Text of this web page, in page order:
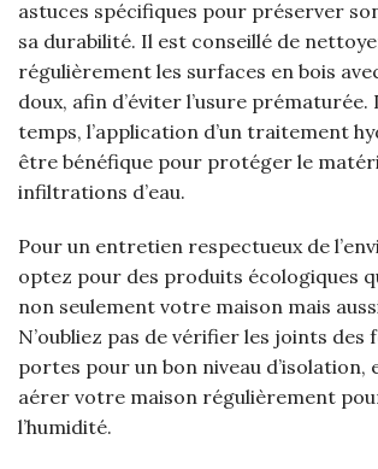
astuces spécifiques pour préserver
sa durabilité. Il est conseillé de
régulièrement les surfaces en bois
doux, afin d’éviter l’usure prématurée.
temps, l’application d’un traitement
être bénéfique pour protéger le
infiltrations d’eau.
Pour un entretien respectueux de
optez pour des produits écologiques
non seulement votre maison mais
N’oubliez pas de vérifier les joints des
portes pour un bon niveau d’isolation,
aérer votre maison régulièrement
l’humidité.